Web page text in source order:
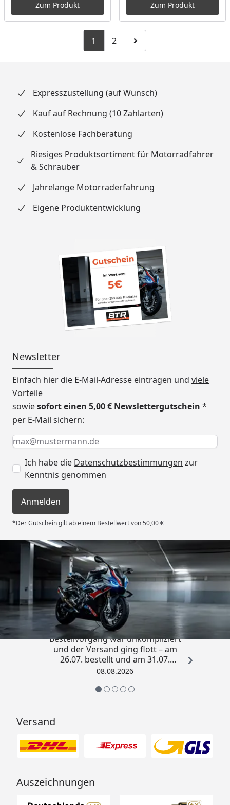
Zum Produkt Zum Produkt
1 Zu Seite 2
2 Zur nächsten Seite
Expresszustellung (auf Wunsch)
Kauf auf Rechnung (10 Zahlarten)
Kostenlose Fachberatung
Riesiges Produktsortiment für Motorradfahrer
& Schrauber
Jahrelange Motorraderfahrung
Eigene Produktentwicklung
Newsletter
Einfach hier die E-Mail-Adresse eintragen und viele
Vorteile
sowiesofort einen 5,00 € Newslettergutschein *
per E-Mail sichern:
Keine Eingabe erforderlich
Eingabe erforderlich
E-Mail *
Ich habe die Datenschutzbestimmungen zur
Kenntnis genommen
Anmelden
*Der Gutschein gilt ab einem Bestellwert von 50,00 €
Trusted Shops
4,85/ 5
„Sehr zufriedener Kauf! Der
Bestellvorgang war unkompliziert
und der Versand ging flott – am
26.07. bestellt und am 31.07.
geliefert. Die Abdeckplane
Beschreibung und schützt
08.08.2026
Versand
Auszeichnungen